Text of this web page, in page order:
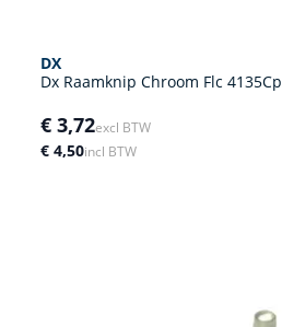
DX
Dx Raamknip Chroom Flc 4135Cp
€ 3,72excl BTW
€ 4,50incl BTW